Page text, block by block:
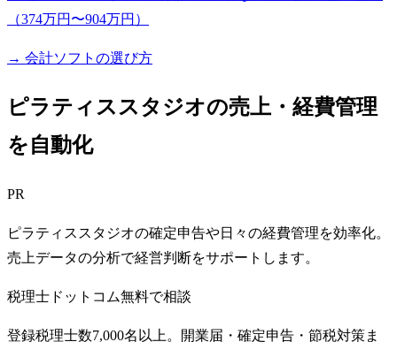
（374万円〜904万円）
→ 会計ソフトの選び方
ピラティススタジオの売上・経費管理
を自動化
PR
ピラティススタジオの確定申告や日々の経費管理を効率化。
売上データの分析で経営判断をサポートします。
税理士ドットコム無料で相談
登録税理士数7,000名以上。開業届・確定申告・節税対策ま